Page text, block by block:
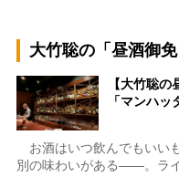
大竹聡の「昼酒御免
【大竹聡
「マンハ
お酒はいつ飲んでもいい
別の味わいがある――。ラ